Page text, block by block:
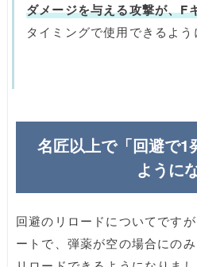
ダメージを与える攻撃が、F
タイミングで使用できるよう
名匠以上で「回避で1
ように
回避のリロードについてです
ートで、弾薬が空の場合にの